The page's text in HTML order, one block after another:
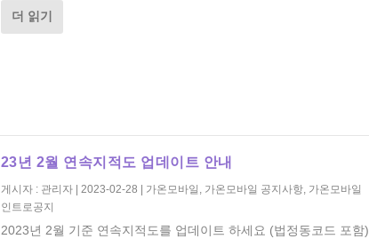
더 읽기
23년 2월 연속지적도 업데이트 안내
게시자 : 관리자| 2023-02-28 가온모바일 , 가온모바일 공지사항, 가온모바일
인트로공지
2023년 2월 기준 연속지적도를 업데이트 하세요 (법정동코드 포함)